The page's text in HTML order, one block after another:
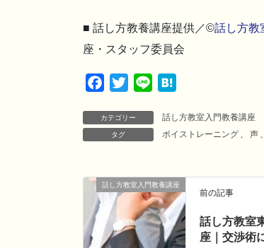
■ 話し方教養講座提供／©話し方教
座・スタッフ委員会
c
o
o
i
e
r
e
t
e
a
カテゴリー 話し方教室入門教養講座
タグ ボイストレーニング 、 声 、
話し方教室入門教養講座
前の記事
話し方教室
座｜交渉術